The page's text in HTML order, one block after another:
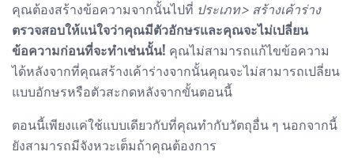
คุณต้องสร้างข้อความจากนั้นไปที่ ประเภท> สร้างเค้าร่าง
ตรวจสอบให้แน่ใจว่าคุณมีตัวอักษรและคุณจะไม่เปลี่ยน
ข้อความก่อนที่จะทำเช่นนั้น! คุณไม่สามารถแก้ไขข้อความ
ได้หลังจากที่คุณสร้างเค้าร่างจากนั้นคุณจะไม่สามารถเปลี่ยน
แบบอักษรหรือตัวสะกดหลังจากขั้นตอนนี้
ตอนนี้เพียงแค่ใช้แบบเดียวกับที่คุณทำกับวัตถุอื่น ๆ นอกจากนี้
ยังสามารถมีจังหวะเต็มถ้าคุณต้องการ